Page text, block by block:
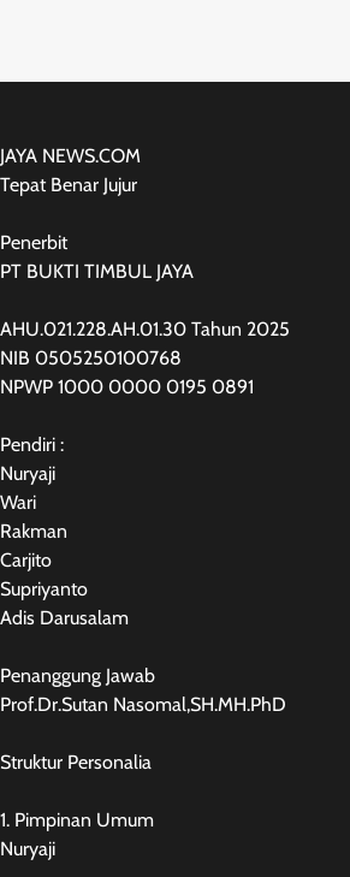
JAYA NEWS.COM
Tepat Benar Jujur
Penerbit
PT BUKTI TIMBUL JAYA
AHU.021.228.AH.01.30 Tahun 2025
NIB 0505250100768
NPWP 1000 0000 0195 0891
Pendiri :
Nuryaji
Wari
Rakman
Carjito
Supriyanto
Adis Darusalam
Penanggung Jawab
Prof.Dr.Sutan Nasomal,SH.MH.PhD
Struktur Personalia
1. Pimpinan Umum
Nuryaji